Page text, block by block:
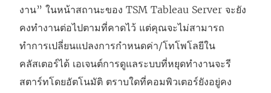
งาน” ในหน้าสถานะของ TSM Tableau Server จะยัง
คงทำงานต่อไปตามที่คาดไว้ แต่คุณจะไม่สามารถ
ทำการเปลี่ยนแปลงการกำหนดค่า/โทโพโลยีใน
คลัสเตอร์ได้ เอเจนต์การดูแลระบบที่หยุดทำงานจะรี
สตาร์ทโดยอัตโนมัติ ตราบใดที่คอมพิวเตอร์ยังอยู่คง